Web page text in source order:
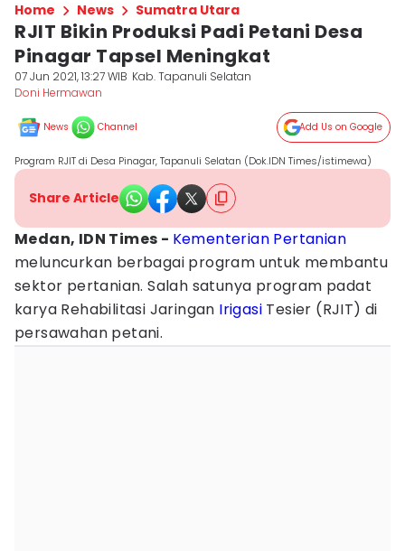
Home News Sumatra Utara
RJIT Bikin Produksi Padi Petani Desa
Pinagar Tapsel Meningkat
07 Jun 2021, 13:27 WIB Kab. Tapanuli Selatan
Doni Hermawan
News Channel Add Us on Google
Program RJIT di Desa Pinagar, Tapanuli Selatan (Dok.IDN Times/istimewa)
Share Article
Medan, IDN Times - Kementerian Pertanian
meluncurkan berbagai program untuk membantu
sektor pertanian. Salah satunya program padat
karya Rehabilitasi Jaringan Irigasi Tesier (RJIT) di
persawahan petani.